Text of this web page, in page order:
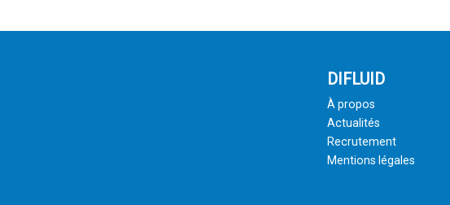
DIFLUID
À propos
Actualités
Recrutement
Mentions légales